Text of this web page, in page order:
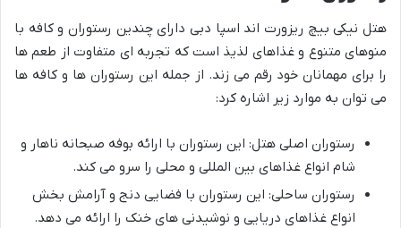
هتل نیکی بیچ ریزورت اند اسپا دبی دارای چندین رستوران و کافه با
منوهای متنوع و غذاهای لذیذ است که تجربه ای متفاوت از طعم ها
را برای مهمانان خود رقم می زند. از جمله این رستوران ها و کافه ها
می توان به موارد زیر اشاره کرد:
رستوران اصلی هتل: این رستوران با ارائه بوفه صبحانه ناهار و
شام انواع غذاهای بین المللی و محلی را سرو می کند.
رستوران ساحلی: این رستوران با فضایی دنج و آرامش بخش
انواع غذاهای دریایی و نوشیدنی های خنک را ارائه می دهد.